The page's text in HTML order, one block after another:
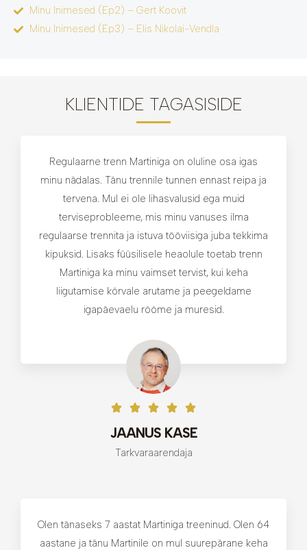
Minu Inimesed (Ep2) – Gert Koovit
Minu Inimesed (Ep3) – Elis Nikolai-Vendla
KLIENTIDE TAGASISIDE
Regulaarne trenn Martiniga on oluline osa igas
minu nädalas. Tänu trennile tunnen ennast reipa ja
tervena. Mul ei ole lihasvalusid ega muid
terviseprobleeme, mis minu vanuses ilma
regulaarse trennita ja istuva tööviisiga juba tekkima
kipuksid. Lisaks füüsilisele heaolule toetab trenn
Martiniga ka minu vaimset tervist, kui keha
liigutamise kõrvale arutame ja peegeldame
igapäevaelu rõõme ja muresid.
JAANUS KASE
Tarkvaraarendaja
Olen tänaseks 7 aastat Martiniga treeninud. Olen 64
aastane ja tänu Martinile on mul suurepärane keha